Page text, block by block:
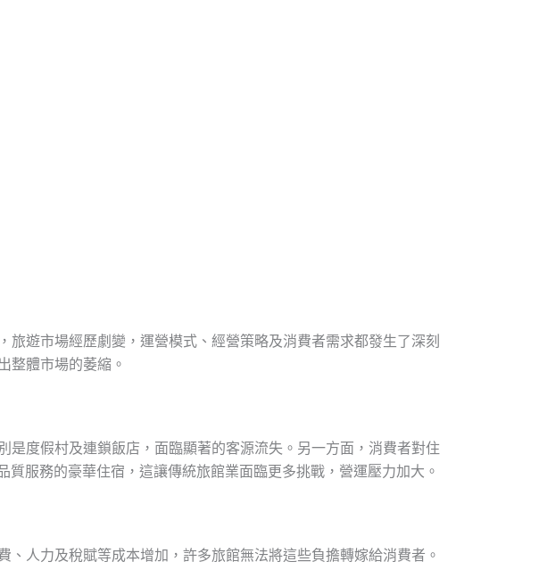
遊市場經歷劇變，運營模式、經營策略及消費者需求都發生了深刻
整體市場的萎縮。
度假村及連鎖飯店，面臨顯著的客源流失。另一方面，消費者對住
服務的豪華住宿，這讓傳統旅館業面臨更多挑戰，營運壓力加大。
人力及稅賦等成本增加，許多旅館無法將這些負擔轉嫁給消費者。